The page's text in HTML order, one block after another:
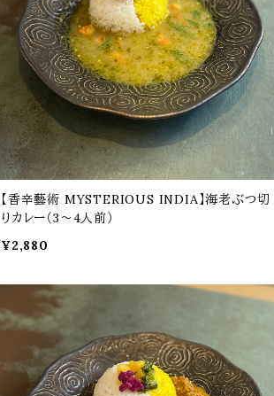
【香辛藝術 MYSTERIOUS INDIA】海老ぶつ切
りカレー（3～4人前）
¥2,880